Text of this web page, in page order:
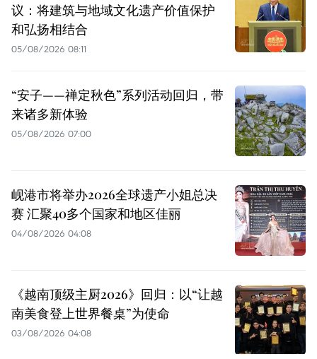
议：将建筑与地域文化遗产价值保护
和弘扬相结合
05/08/2026 08:11
“安子——禅定秋色”系列活动回归，带
来诸多新体验
05/08/2026 07:00
岘港市将举办2026全球遗产小姐总决
赛 汇聚40多个国家和地区佳丽
04/08/2026 04:08
《越南顶级主厨2026》回归：以“让越
南美食登上世界餐桌”为使命
03/08/2026 04:08